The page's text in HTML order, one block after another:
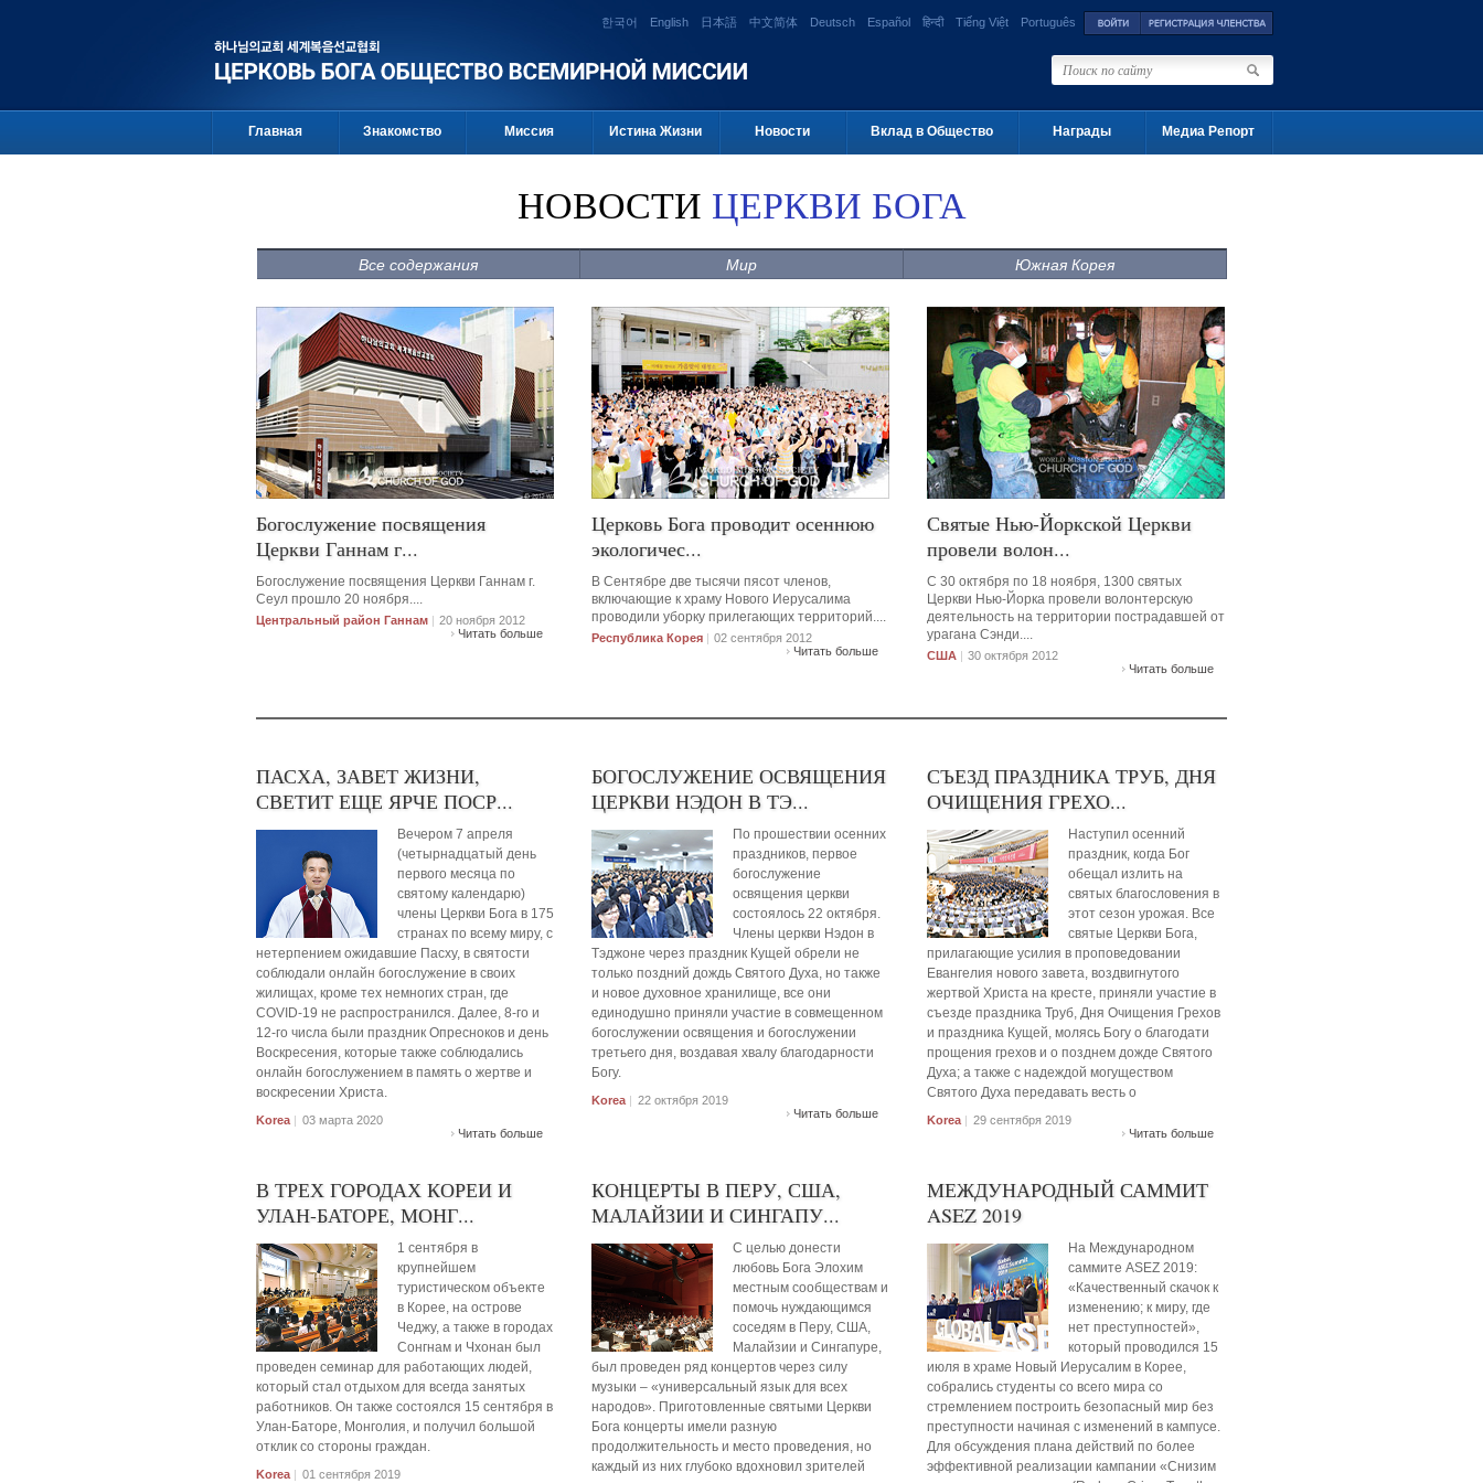
한국어 English 日本語 中文简体 Deutsch Español हिन्दी Tiếng Việt Português
Главная Знакомство Миссия Истина Жизни Новости Вклад в Общество Награды Медиа Репорт
НОВОСТИ ЦЕРКВИ БОГА
Все содержания Мир Южная Корея
Богослужение посвящения
Церкви Ганнам г...
Богослужение посвящения Церкви Ганнам г.
Сеул прошло 20 ноября....
Центральный район Ганнам | 20 ноября 2012
Читать больше
Церковь Бога проводит осеннюю
экологичес...
В Сентябре две тысячи пясот членов,
включающие к храму Нового Иерусалима
проводили уборку прилегающих территорий....
Республика Корея | 02 сентября 2012
Читать больше
Святые Нью-Йоркской Церкви
провели волон...
С 30 октября по 18 ноября, 1300 святых
Церкви Нью-Йорка провели волонтерскую
деятельность на территории пострадавшей от
урагана Сэнди....
США | 30 октября 2012
Читать больше
ПАСХА, ЗАВЕТ ЖИЗНИ,
СВЕТИТ ЕЩЕ ЯРЧЕ ПОСР...
Вечером 7 апреля
(четырнадцатый день
первого месяца по
святому календарю)
члены Церкви Бога в 175
странах по всему миру, с
нетерпением ожидавшие Пасху, в святости
соблюдали онлайн богослужение в своих
жилищах, кроме тех немногих стран, где
COVID-19 не распространился. Далее, 8-го и
12-го числа были праздник Опресноков и день
Воскресения, которые также соблюдались
онлайн богослужением в память о жертве и
воскресении Христа.
Korea | 03 марта 2020
Читать больше
БОГОСЛУЖЕНИЕ ОСВЯЩЕНИЯ
ЦЕРКВИ НЭДОН В ТЭ...
По прошествии осенних
праздников, первое
богослужение
освящения церкви
состоялось 22 октября.
Члены церкви Нэдон в
Тэджоне через праздник Кущей обрели не
только поздний дождь Святого Духа, но также
и новое духовное хранилище, все они
единодушно приняли участие в совмещенном
богослужении освящения и богослужении
третьего дня, воздавая хвалу благодарности
Богу.
Korea | 22 октября 2019
Читать больше
СЪЕЗД ПРАЗДНИКА ТРУБ, ДНЯ
ОЧИЩЕНИЯ ГРЕХО...
Наступил осенний
праздник, когда Бог
обещал излить на
святых благословения в
этот сезон урожая. Все
святые Церкви Бога,
прилагающие усилия в проповедовании
Евангелия нового завета, воздвигнутого
жертвой Христа на кресте, приняли участие в
съезде праздника Труб, Дня Очищения Грехов
и праздника Кущей, молясь Богу о благодати
прощения грехов и о позднем дожде Святого
Духа; а также с надеждой могуществом
Святого Духа передавать весть о
Korea | 29 сентября 2019
Читать больше
В ТРЕХ ГОРОДАХ КОРЕИ И
УЛАН-БАТОРЕ, МОНГ...
1 сентября в
крупнейшем
туристическом объекте
в Корее, на острове
Чеджу, а также в городах
Сонгнам и Чхонан был
проведен семинар для работающих людей,
который стал отдыхом для всегда занятых
работников. Он также состоялся 15 сентября в
Улан-Баторе, Монголия, и получил большой
отклик со стороны граждан.
Korea | 01 сентября 2019
КОНЦЕРТЫ В ПЕРУ, США,
МАЛАЙЗИИ И СИНГАПУ...
С целью донести
любовь Бога Элохим
местным сообществам и
помочь нуждающимся
соседям в Перу, США,
Малайзии и Сингапуре,
был проведен ряд концертов через силу
музыки – «универсальный язык для всех
народов». Приготовленные святыми Церкви
Бога концерты имели разную
продолжительность и место проведения, но
каждый из них глубоко вдохновил зрителей
МЕЖДУНАРОДНЫЙ САММИТ
ASEZ 2019
На Международном
саммите ASEZ 2019:
«Качественный скачок к
изменению; к миру, где
нет преступностей»,
который проводился 15
июля в храме Новый Иерусалим в Корее,
собрались студенты со всего мира со
стремлением построить безопасный мир без
преступности начиная с изменений в кампусе.
Для обсуждения плана действий по более
эффективной реализации кампании «Снизим